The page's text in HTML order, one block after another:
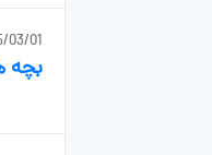
03/01
بچه